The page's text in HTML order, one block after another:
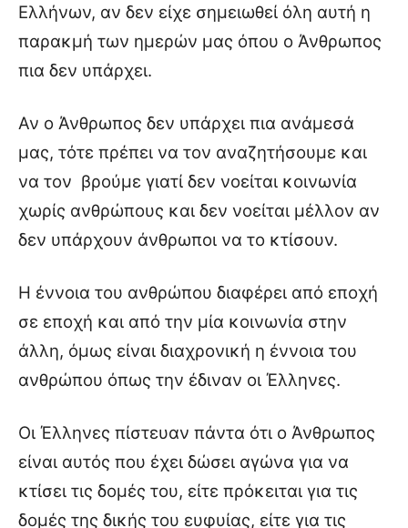
Ελλήνων, αν δεν είχε σημειωθεί όλη αυτή η
παρακμή των ημερών μας όπου ο Άνθρωπος
πια δεν υπάρχει.
Αν ο Άνθρωπος δεν υπάρχει πια ανάμεσά
μας, τότε πρέπει να τον αναζητήσουμε και
να τον βρούμε γιατί δεν νοείται κοινωνία
χωρίς ανθρώπους και δεν νοείται μέλλον αν
δεν υπάρχουν άνθρωποι να το κτίσουν.
Η έννοια του ανθρώπου διαφέρει από εποχή
σε εποχή και από την μία κοινωνία στην
άλλη, όμως είναι διαχρονική η έννοια του
ανθρώπου όπως την έδιναν οι Έλληνες.
Οι Έλληνες πίστευαν πάντα ότι ο Άνθρωπος
είναι αυτός που έχει δώσει αγώνα για να
κτίσει τις δομές του, είτε πρόκειται για τις
δομές της δικής του ευφυίας, είτε για τις